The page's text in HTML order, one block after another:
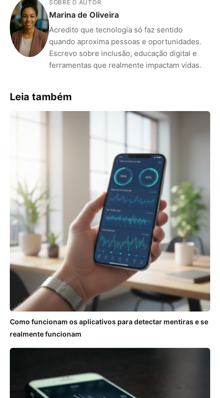
SOBRE O AUTOR
Marina de Oliveira
Acredito que tecnologia só faz sentido
quando aproxima pessoas e oportunidades.
Escrevo sobre inclusão, educação digital e
ferramentas que realmente impactam vidas.
Leia também
Como funcionam os aplicativos para detectar mentiras e se
realmente funcionam